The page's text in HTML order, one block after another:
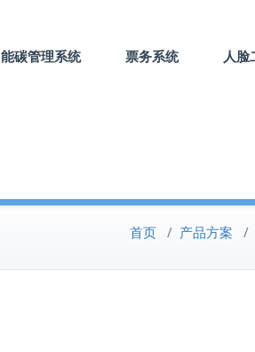
能碳管理系统 票务系统 人脸
首页 / 产品方案 /